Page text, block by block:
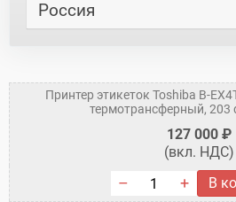
Россия
Принтер этикеток Toshiba B-
термотрансферный, 203
127 000 ₽
(вкл. НДС)
В